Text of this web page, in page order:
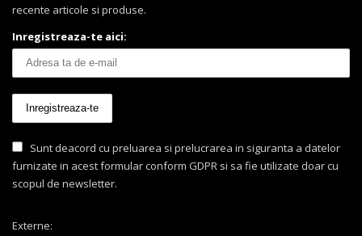
recente articole si produse.
Inregistreaza-te aici:
Sunt deacord cu preluarea si prelucrarea in siguranta a datelor
furnizate in acest formular conform GDPR si sa fie utilizate doar cu
scopul de newsletter.
Externe: